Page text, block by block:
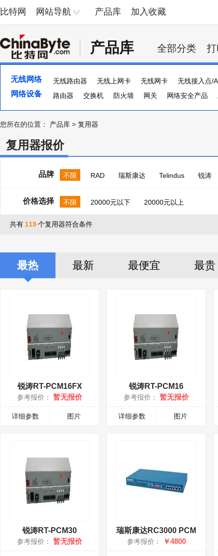
比特网 网站导航 产品库 加入收藏
产品库 全部分类
无线网络 无线路由器 无线上网卡 无线网卡 无线接入点/
网络设备 路由器 交换机 防火墙 网关 网络安全产品
流量计
集线器 ADSL 多串口卡
负载均衡器
您所在的位置： 产品库 > 复用器
复用器报价
品牌 不限 RAD 瑞斯康达 Telindus 锐涛
价格选择 不限 20000元以下 20000元以上
共有 119个复用器符合条件
最热 最新 最便宜 最贵
锐涛RT-PCM16FX
参考报价： 暂无报价
详细参数 图片
锐涛RT-PCM16
参考报价： 暂无报价
详细参数 图片
锐涛RT-PCM30
参考报价： 暂无报价
瑞斯康达RC3000 PCM
参考报价： ￥4800